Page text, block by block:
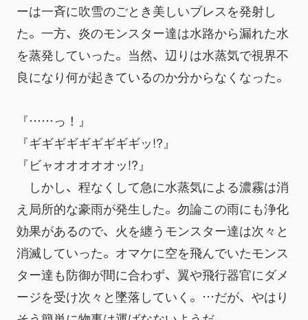
ーは一斉に吹雪のごとき美しいブレスを発射し
た。一方、炎のモンスター達は水路から漏れた水
を蒸発していった。当然、辺りは水蒸気で視界不
良になり何が起きているのか分からなくなった。
『……っ！』
『ギギギギギギギギギッ!?』
『ビャオオオオオッ!?』
しかし、程なくして急に水蒸気による濃霧は消
え局所的な豪雨が発生した。勿論この雨にも浄化
効果があるので、火を纏うモンスター達は次々と
消滅していった。オマケに空を飛んでいたモンス
ター達も防御が間に合わず、翼や飛行器官にダメ
ージを受け次々と墜落していく。…だが、やはり